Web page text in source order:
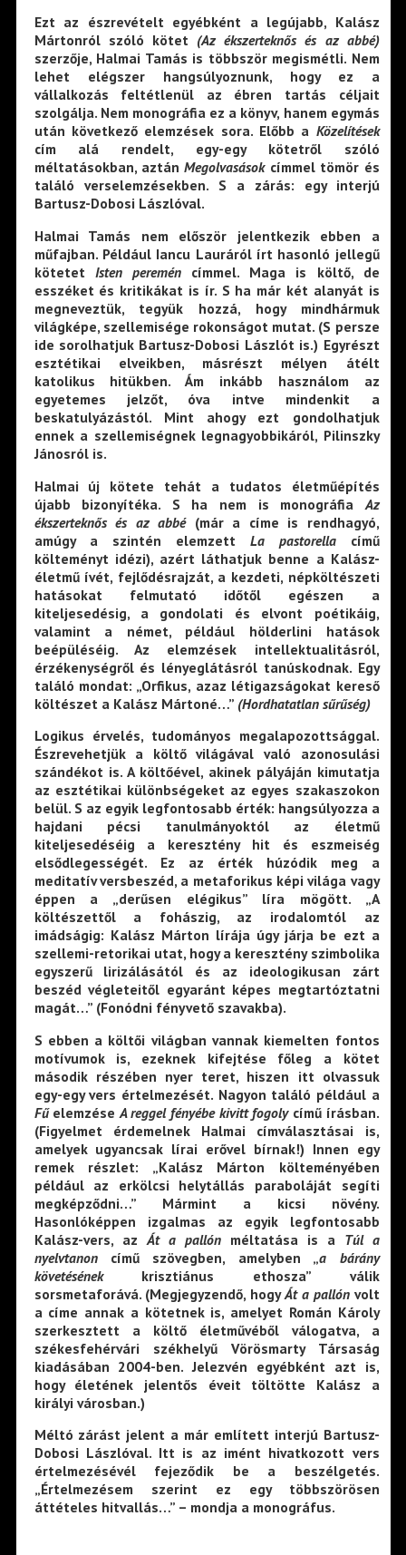
Ezt az észrevételt egyébként a legújabb, Kalász
Mártonról szóló kötet (Az ékszerteknős és az abbé)
szerzője, Halmai Tamás is többször megismétli. Nem
lehet elégszer hangsúlyoznunk, hogy ez a
vállalkozás feltétlenül az ébren tartás céljait
szolgálja. Nem monográfia ez a könyv, hanem egymás
után következő elemzések sora. Előbb a Közelítések
cím alá rendelt, egy-egy kötetről szóló
méltatásokban, aztánMegolvasásokcímmel tömör és
találó verselemzésekben. S a zárás: egy interjú
Bartusz-Dobosi Lászlóval.
Halmai Tamás nem először jelentkezik ebben a
műfajban. Például Iancu Lauráról írt hasonló jellegű
kötetet Isten pereméncímmel. Maga is költő, de
esszéket és kritikákat is ír. S ha már két alanyát is
megneveztük, tegyük hozzá, hogy mindhármuk
világképe, szellemisége rokonságot mutat. (S persze
ide sorolhatjuk Bartusz-Dobosi Lászlót is.) Egyrészt
esztétikai elveikben, másrészt mélyen átélt
katolikus hitükben. Ám inkább használom az
egyetemes jelzőt, óva intve mindenkit a
beskatulyázástól. Mint ahogy ezt gondolhatjuk
ennek a szellemiségnek legnagyobbikáról, Pilinszky
Jánosról is.
Halmai új kötete tehát a tudatos életműépítés
újabb bizonyítéka. S ha nem is monográfia Az
ékszerteknős és az abbé(már a címe is rendhagyó,
amúgy a szintén elemzett La pastorella című
költeményt idézi), azért láthatjuk benne a Kalász-
életmű ívét, fejlődésrajzát, a kezdeti, népköltészeti
hatásokat felmutató időtől egészen a
kiteljesedésig, a gondolati és elvont poétikáig,
valamint a német, például hölderlini hatások
beépüléséig. Az elemzések intellektualitásról,
érzékenységről és lényeglátásról tanúskodnak. Egy
találó mondat: „Orfikus, azaz létigazságokat kereső
költészet a Kalász Mártoné…” (Hordhatatlan sűrűség)
Logikus érvelés, tudományos megalapozottsággal.
Észrevehetjük a költő világával való azonosulási
szándékot is. A költőével, akinek pályáján kimutatja
az esztétikai különbségeket az egyes szakaszokon
belül. S az egyik legfontosabb érték: hangsúlyozza a
hajdani pécsi tanulmányoktól az életmű
kiteljesedéséig a keresztény hit és eszmeiség
elsődlegességét. Ez az érték húzódik meg a
meditatív versbeszéd, a metaforikus képi világa vagy
éppen a „derűsen elégikus” líra mögött. „A
költészettől a fohászig, az irodalomtól az
imádságig: Kalász Márton lírája úgy járja be ezt a
szellemi-retorikai utat, hogy a keresztény szimbolika
egyszerű lirizálásától és az ideologikusan zárt
beszéd végleteitől egyaránt képes megtartóztatni
magát…” (Fonódni fényvető szavakba).
S ebben a költői világban vannak kiemelten fontos
motívumok is, ezeknek kifejtése főleg a kötet
második részében nyer teret, hiszen itt olvassuk
egy-egy vers értelmezését. Nagyon találó például a
Fűelemzése A reggel fényébe kivitt fogolycímű írásban.
(Figyelmet érdemelnek Halmai címválasztásai is,
amelyek ugyancsak lírai erővel bírnak!) Innen egy
remek részlet: „Kalász Márton költeményében
például az erkölcsi helytállás paraboláját segíti
megképződni…” Mármint a kicsi növény.
Hasonlóképpen izgalmas az egyik legfontosabb
Kalász-vers, az Át a pallónméltatása is a Túl a
nyelvtanon című szövegben, amelyben „a bárány
követésénekkrisztiánus ethosza” válik
sorsmetaforává. (Megjegyzendő, hogyÁt a pallón volt
a címe annak a kötetnek is, amelyet Román Károly
szerkesztett a költő életművéből válogatva, a
székesfehérvári székhelyű Vörösmarty Társaság
kiadásában 2004-ben. Jelezvén egyébként azt is,
hogy életének jelentős éveit töltötte Kalász a
királyi városban.)
Méltó zárást jelent a már említett interjú Bartusz-
Dobosi Lászlóval. Itt is az imént hivatkozott vers
értelmezésévél fejeződik be a beszélgetés.
„Értelmezésem szerint ez egy többszörösen
áttételes hitvallás…” – mondja a monográfus.